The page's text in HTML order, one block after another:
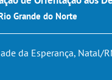
Grande do Norte
da Esperança, Natal/